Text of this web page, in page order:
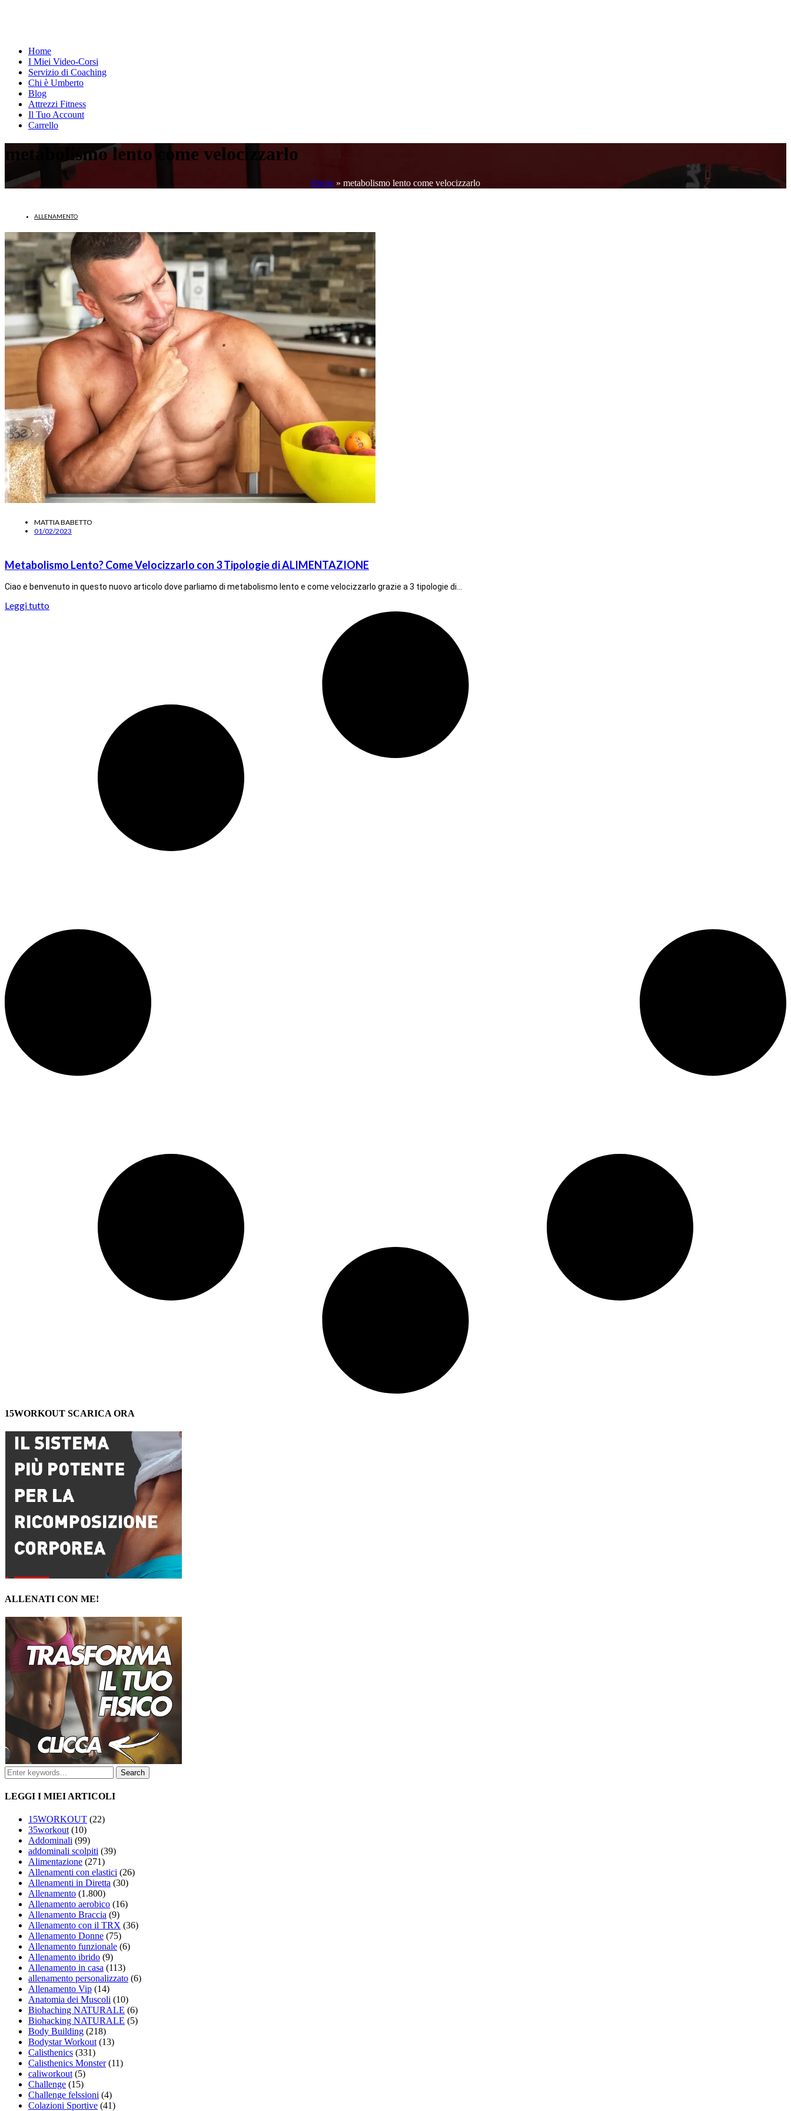
Home
I Miei Video-Corsi
Servizio di Coaching
Chi è Umberto
Blog
Attrezzi Fitness
Il Tuo Account
Carrello
metabolismo lento come velocizzarlo
Home » metabolismo lento come velocizzarlo
ALLENAMENTO
MATTIA BABETTO
01/02/2023
Metabolismo Lento? Come Velocizzarlo con 3 Tipologie di ALIMENTAZIONE
Ciao e benvenuto in questo nuovo articolo dove parliamo di metabolismo lento e come velocizzarlo grazie a 3 tipologie di…
Leggi tutto
15WORKOUT SCARICA ORA
ALLENATI CON ME!
LEGGI I MIEI ARTICOLI
15WORKOUT (22)
35workout(10)
Addominali (99)
addominali scolpiti (39)
Alimentazione (271)
Allenamenti con elastici (26)
Allenamenti in Diretta (30)
Allenamento (1.800)
Allenamento aerobico (16)
Allenamento Braccia (9)
Allenamento con il TRX (36)
Allenamento Donne (75)
Allenamento funzionale (6)
Allenamento ibrido (9)
Allenamento in casa (113)
allenamento personalizzato (6)
Allenamento Vip (14)
Anatomia dei Muscoli (10)
Biohaching NATURALE (6)
Biohacking NATURALE (5)
Body Building (218)
Bodystar Workout(13)
Calisthenics (331)
Calisthenics Monster(11)
caliworkout(5)
Challenge (15)
Challenge felssioni (4)
Colazioni Sportive (41)